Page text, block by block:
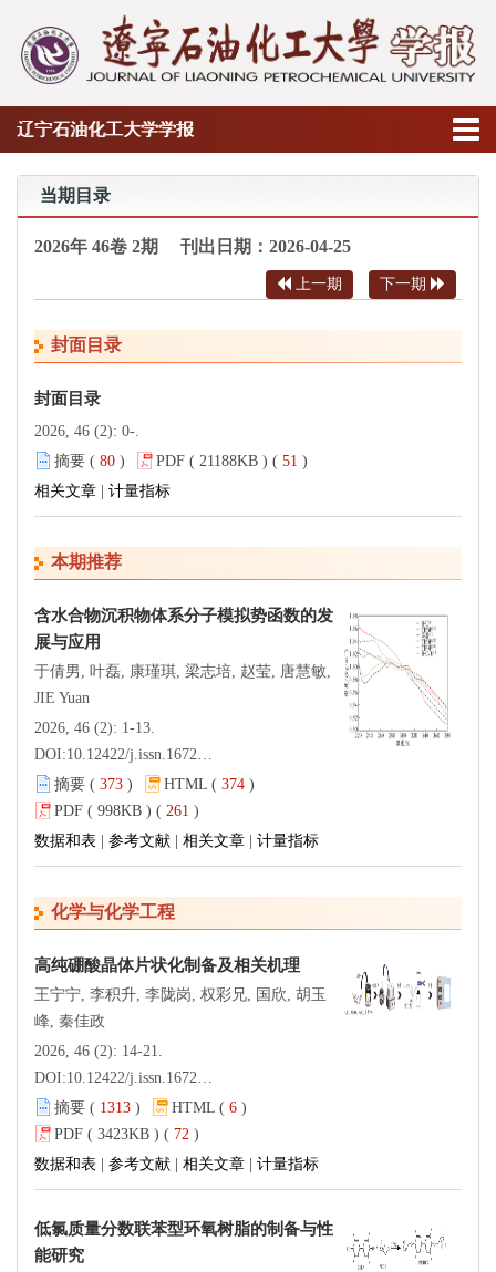
辽宁石油化工大学学报
当期目录
2026年 46卷 2期 刊出日期：2026-04-25
上一期 下一期
封面目录
封面目录
2026, 46 (2): 0-.
摘要 ( 80 ) PDF ( 21188KB ) ( 51 )
相关文章 | 计量指标
本期推荐
含水合物沉积物体系分子模拟势函数的发
展与应用
于倩男, 叶磊, 康瑾琪, 梁志培, 赵莹, 唐慧敏,
JIE Yuan
2026, 46 (2): 1-13.
DOI:10.12422/j.issn.1672-6952.2026.02.001
摘要 ( 373 ) HTML ( 374 )
PDF ( 998KB ) ( 261 )
数据和表 | 参考文献 | 相关文章 | 计量指标
化学与化学工程
高纯硼酸晶体片状化制备及相关机理
王宁宁, 李积升, 李陇岗, 权彩兄, 国欣, 胡玉
峰, 秦佳政
2026, 46 (2): 14-21.
DOI:10.12422/j.issn.1672-6952.2026.02.002
摘要 ( 1313 ) HTML ( 6 )
PDF ( 3423KB ) ( 72 )
数据和表 | 参考文献 | 相关文章 | 计量指标
低氯质量分数联苯型环氧树脂的制备与性
能研究